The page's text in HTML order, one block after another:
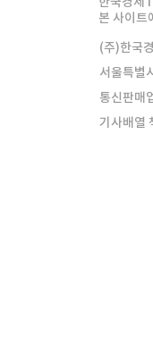
모
본 사이트
(주)한국
서울특별
통신판매
기사배열